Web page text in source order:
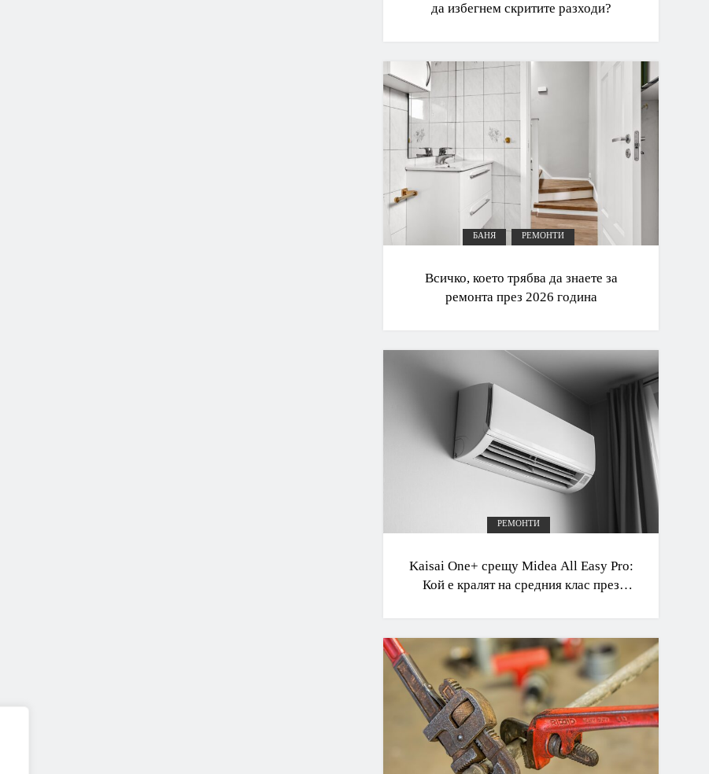
да избегнем скритите разходи?
БАНЯ РЕМОНТИ
Всичко, което трябва да знаете за
ремонта през 2026 година
РЕМОНТИ
Kaisai One+ срещу Midea All Easy Pro:
Кой е кралят на средния клас през